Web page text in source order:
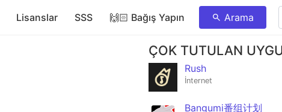
Lisanslar SSS 🙌🏻 Bağış Yapın Arama
ÇOK TUTULAN
Rush
İnternet
Bangumi番组计划